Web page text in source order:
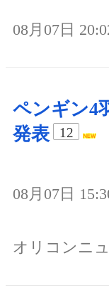
08月07日
ペンギン4
発表
12
08月07日
オリコンニ